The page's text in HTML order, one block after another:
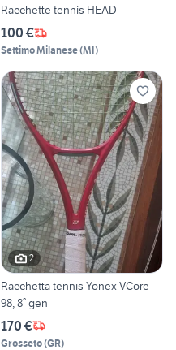
Racchette tennis HEAD
100 €
Settimo Milanese(MI)
2
Racchetta tennis Yonex VCore
98, 8° gen
170 €
Grosseto(GR)